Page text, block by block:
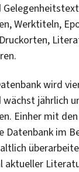
Werktiteln,
wird
jährlich
Einher mit
Datenbank im
aktueller